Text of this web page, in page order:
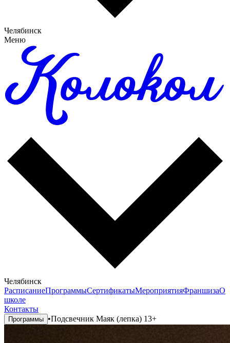
Челябинск
Меню
Челябинск
РасписаниеПрограммыСертификатыМероприятияФраншизаО
школе
Контакты
Программы •Подсвечник Маяк (лепка) 13+